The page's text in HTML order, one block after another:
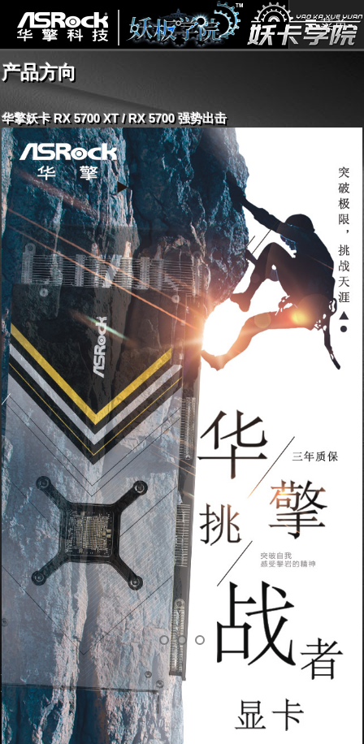
菜单
产品方向
华擎妖卡 RX 5700 XT / RX 5700 强势出击
太极系列
平衡 高效 稳定